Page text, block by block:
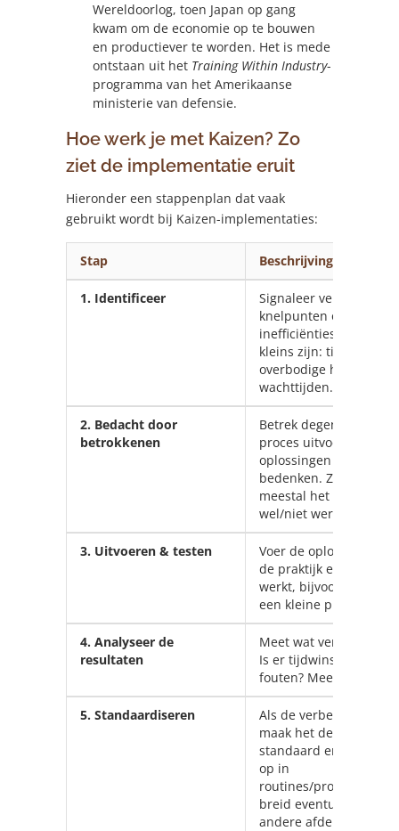
Wereldoorlog, toen Japan op gang
kwam om de economie op te bouwen
en productiever te worden. Het is mede
ontstaan uit het Training Within Industry-
programma van het Amerikaanse
ministerie van defensie.
Hoe werk je met Kaizen? Zo
ziet de implementatie eruit
Hieronder een stappenplan dat vaak
gebruikt wordt bij Kaizen-implementaties:
Stap Beschrijving
1. Identificeer
Signaleer verspilling,
knelpunten of
inefficiënties. Dit kan
kleins zijn: tijdverlies,
overbodige
wachttijden.
2. Bedacht door
betrokkenen
Betrek degenen die het
proces uitvoeren om
oplossingen te
bedenken. Zij weten
meestal het beste wat
wel/niet werkt.
3. Uitvoeren & testen
Voer de oplossing uit in
de praktijk en test of
werkt, bijvoorbeeld in
een kleine proef.
4. Analyseer de
resultaten
Meet wat veranderd is.
Is er tijdwinst? Minder
fouten? Meer
5. Standaardiseren
Als de verbetering
maak het de nieuwe
standaard en neem het
op in
routines/processen. En
breid eventueel uit
andere afdelingen.